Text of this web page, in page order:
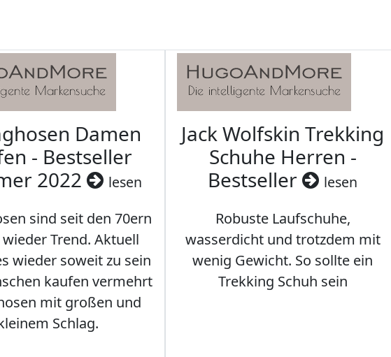
Damen
- Bestseller
2022
lesen
sind seit den 70ern
Trend. Aktuell
wieder soweit zu sein
kaufen vermehrt
mit großen und
Schlag.
Jack Wolfskin Trekking
Schuhe Herren -
Bestseller
lesen
Robuste Laufschuhe,
wasserdicht und trotzdem mit
wenig Gewicht. So sollte ein
Trekking Schuh sein